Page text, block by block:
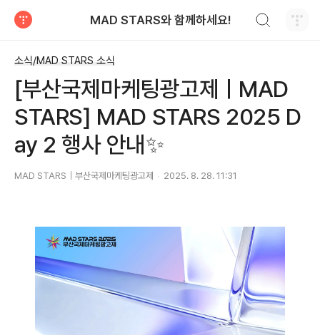
MAD STARS와 함께하세요!
소식/MAD STARS 소식
[부산국제마케팅광고제ㅣMAD
STARS] MAD STARS 2025 D
ay 2 행사 안내✨
MAD STARS｜부산국제마케팅광고제 2025. 8. 28. 11:31